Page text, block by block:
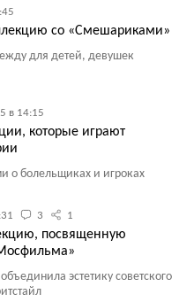
со «Смешариками»
для детей, девушек
в 14:15
которые играют
о болельщиках и игроках
3 1
посвященную
эстетику советского